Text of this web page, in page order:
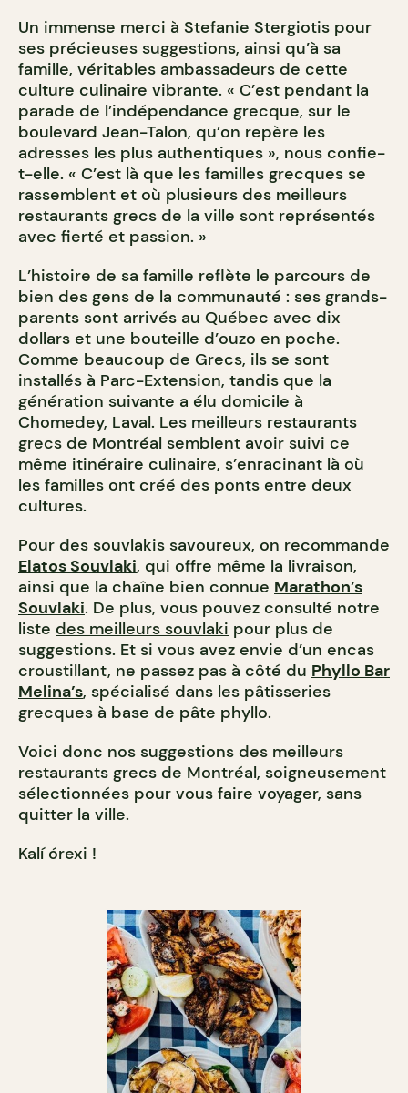
Un immense merci à Stefanie Stergiotis pour
ses précieuses suggestions, ainsi qu’à sa
famille, véritables ambassadeurs de cette
culture culinaire vibrante. « C’est pendant la
parade de l’indépendance grecque, sur le
boulevard Jean-Talon, qu’on repère les
adresses les plus authentiques », nous confie-
t-elle. « C’est là que les familles grecques se
rassemblent et où plusieurs des meilleurs
restaurants grecs de la ville sont représentés
avec fierté et passion. »
L’histoire de sa famille reflète le parcours de
bien des gens de la communauté : ses grands-
parents sont arrivés au Québec avec dix
dollars et une bouteille d’ouzo en poche.
Comme beaucoup de Grecs, ils se sont
installés à Parc-Extension, tandis que la
génération suivante a élu domicile à
Chomedey, Laval. Les meilleurs restaurants
grecs de Montréal semblent avoir suivi ce
même itinéraire culinaire, s’enracinant là où
les familles ont créé des ponts entre deux
cultures.
Pour des souvlakis savoureux, on recommande
Elatos Souvlaki, qui offre même la livraison,
ainsi que la chaîne bien connue Marathon’s
Souvlaki. De plus, vous pouvez consulté notre
liste des meilleurs souvlaki pour plus de
suggestions. Et si vous avez envie d’un encas
croustillant, ne passez pas à côté du Phyllo Bar
Melina’s, spécialisé dans les pâtisseries
grecques à base de pâte phyllo.
Voici donc nos suggestions des meilleurs
restaurants grecs de Montréal, soigneusement
sélectionnées pour vous faire voyager, sans
quitter la ville.
Kalí órexi !